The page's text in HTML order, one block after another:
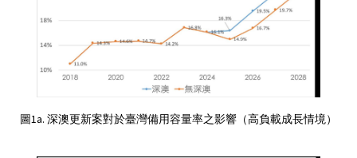
圖1a. 深澳更新案對於臺灣備用容量率之影響（高負載成長情境）